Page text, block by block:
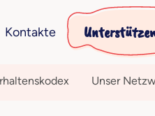
Kontakte
Unser